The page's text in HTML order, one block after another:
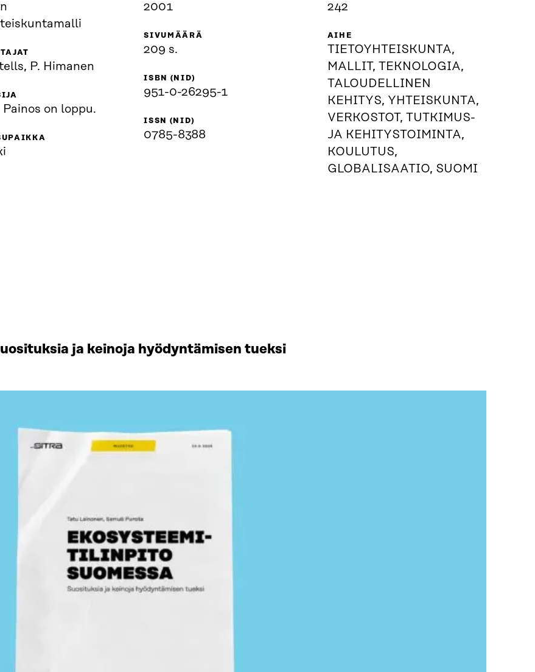
P. Himanen
Painos on loppu.
2001
SIVUMÄÄRÄ
209 s.
ISBN (NID)
951-0-26295-1
ISSN (NID)
0785-8388
242
AIHE
TIETOYHTEISKUNTA,
MALLIT, TEKNOLOGIA,
TALOUDELLINEN
KEHITYS, YHTEISKUNTA,
VERKOSTOT, TUTKIMUS-
JA KEHITYSTOIMINTA,
KOULUTUS,
GLOBALISAATIO, SUOMI
ja keinoja hyödyntämisen tueksi